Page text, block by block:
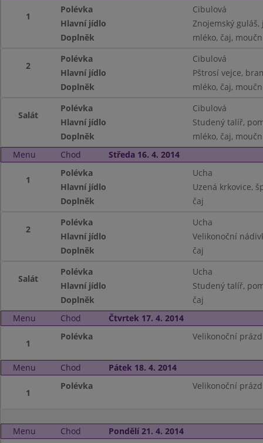
1
Polévka
Cibulová
Hlavní jídlo
Znojemský
Doplněk
mléko, čaj,
2
Polévka
Cibulová
Hlavní jídlo
Pštrosí vejce,
Doplněk
mléko, čaj,
Salát
Polévka
Cibulová
Hlavní jídlo
Studený talíř,
Doplněk
mléko, čaj,
Menu
Chod Středa 16. 4. 2014
1
Polévka
Ucha
Hlavní jídlo
Uzená krkovice,
Doplněk
čaj
2
Polévka
Ucha
Hlavní jídlo
Velikonoční
Doplněk
čaj
Salát
Polévka
Ucha
Hlavní jídlo
Studený talíř,
Doplněk
čaj
Menu
Chod Čtvrtek 17. 4. 2014
1
Polévka Velikonoční
Menu Chod Pátek 18. 4. 2014
1
Polévka Velikonoční
Menu Chod Pondělí 21. 4. 2014